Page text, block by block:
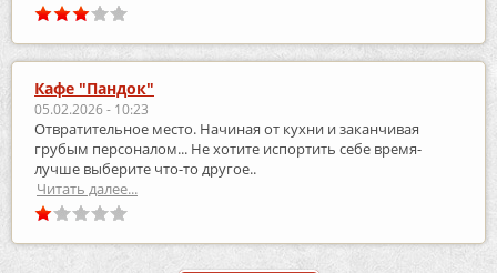
Кафе "Пандок"
05.02.2026 - 10:23
Отвратительное место. Начиная от кухни и заканчивая
грубым персоналом... Не хотите испортить себе время-
лучше выберите что-то другое..
Читать далее...